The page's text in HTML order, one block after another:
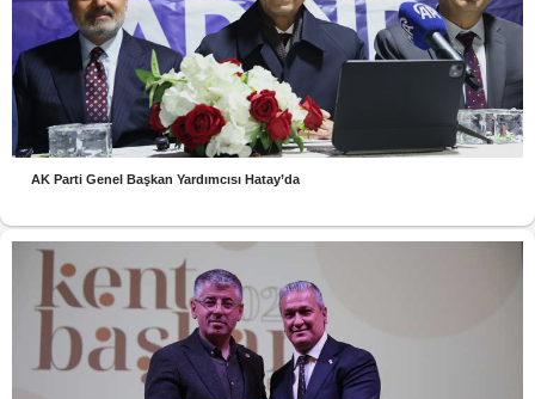
AK Parti Genel Başkan Yardımcısı Hatay’da